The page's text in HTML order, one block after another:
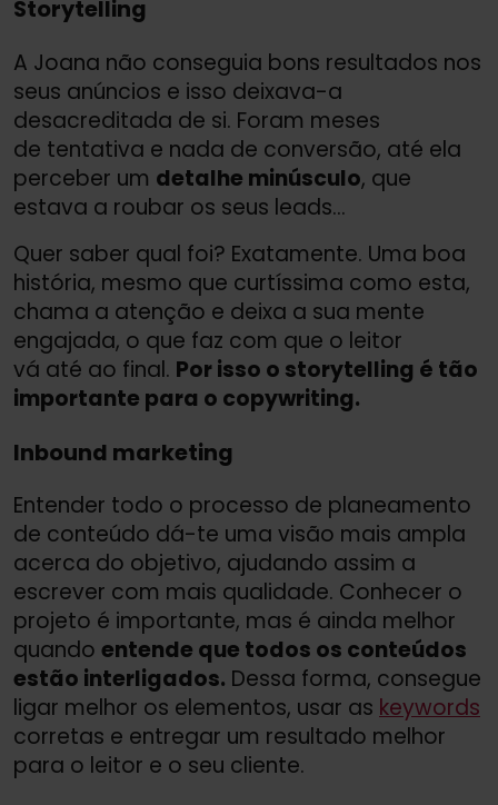
Storytelling
A Joana não conseguia bons resultados nos
seus anúncios e isso deixava-a
desacreditada de si. Foram meses
de tentativa e nada de conversão, até ela
perceber um detalhe minúsculo, que
estava a roubar os seus leads...
Quer saber qual foi? Exatamente. Uma boa
história, mesmo que curtíssima como esta,
chama a atenção e deixa a sua mente
engajada, o que faz com que o leitor
vá até ao final. Por isso o storytelling é tão
importante para o copywriting.
Inbound marketing
Entender todo o processo de planeamento
de conteúdo dá-te uma visão mais ampla
acerca do objetivo, ajudando assim a
escrever com mais qualidade. Conhecer o
projeto é importante, mas é ainda melhor
quando entende que todos os conteúdos
estão interligados. Dessa forma, consegue
ligar melhor os elementos, usar as keywords
corretas e entregar um resultado melhor
para o leitor e o seu cliente.